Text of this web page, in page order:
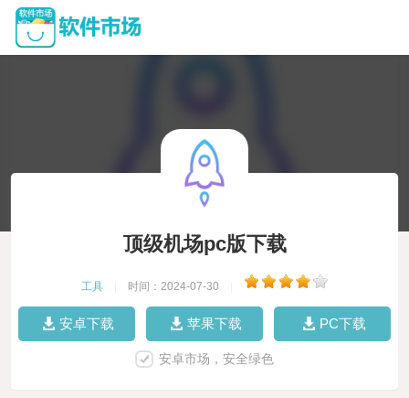
顶级机场pc版下载
工具 时间：2024-07-30
安卓下载 苹果下载 PC下载
安卓市场，安全绿色